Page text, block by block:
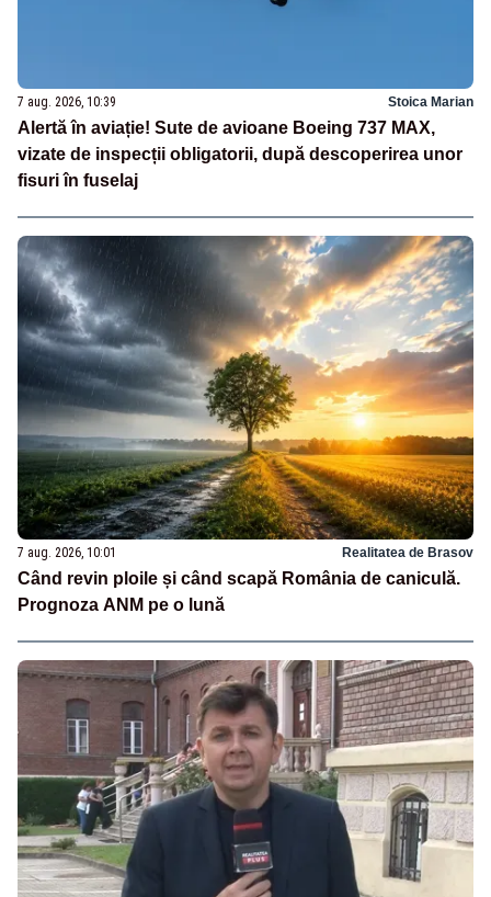
7 aug. 2026, 10:39 Stoica Marian
Alertă în aviație! Sute de avioane Boeing 737 MAX,
vizate de inspecții obligatorii, după descoperirea unor
fisuri în fuselaj
7 aug. 2026, 10:01 Realitatea de Brasov
Când revin ploile și când scapă România de caniculă.
Prognoza ANM pe o lună